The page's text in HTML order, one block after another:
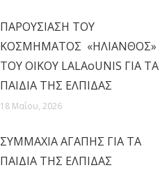
ΠΑΡΟΥΣΙΑΣΗ ΤΟΥ
ΚΟΣΜΗΜΑΤΟΣ «ΗΛΙΑΝΘΟΣ»
ΤΟΥ ΟΙΚΟΥ LALAoUNIS ΓΙΑ ΤΑ
ΠΑΙΔΙΑ ΤΗΣ ΕΛΠΙΔΑΣ
18 Μαΐου, 2026
ΣΥΜΜΑΧΙΑ ΑΓΑΠΗΣ ΓΙΑ ΤΑ
ΠΑΙΔΙΑ ΤΗΣ ΕΛΠΙΔΑΣ